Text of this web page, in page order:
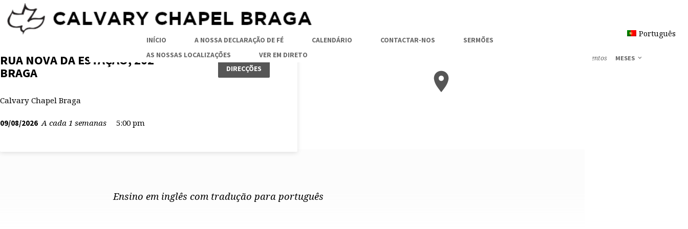
INÍCIO A NOSSA DECLARAÇÃO DE FÉ CALENDÁRIO CONTACTAR-NOS
SERMÕES
AS NOSSAS LOCALIZAÇÕES
VER EM DIRETO Eventos MESES
RUA NOVA DA ESTAÇÃO, 202
BRAGA
DIRECÇÕES
Calvary Chapel Braga
09/08/2026 A cada 1 semanas 5:00 pm
Ensino em inglês com tradução para português
Português